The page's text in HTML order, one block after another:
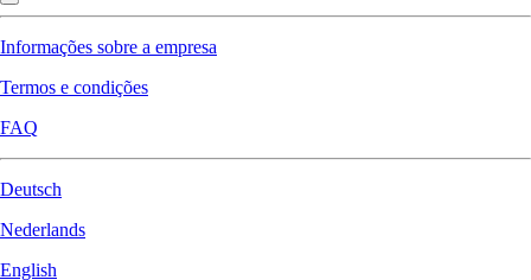
Informações sobre a empresa
Termos e condições
FAQ
Deutsch
Nederlands
English